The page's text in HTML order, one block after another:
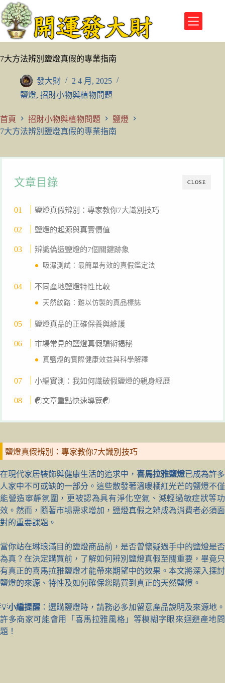
跳
至
主
要
內
7大方法辨別鹽燈真假的專業指南
發大財
2 4 月, 2025
鹽燈, 招財小物與植物問題
首頁 招財小物與植物問題
鹽燈
7大方法辨別鹽燈真假的專業指南
CLOSE
文章目錄
鹽燈真假辨別：專家教你7大識別技巧
鹽燈的起源與真實價值
辨識偽造鹽燈的7個關鍵跡象
吸濕測試：最簡單有效的真假鑑定法
不同產地鹽燈特性比較
天然紋路：難以仿製的真品標誌
鹽燈真品的正確保養與維護
市場常見的鹽燈真假騙術揭秘
真鹽燈的實際健康效益與科學解釋
小編實測：我如何識破假鹽燈的親身經歷
☯文章重點快速導覽☯
鹽燈真假辨別：專家教你7大識別技巧
在現代家居裝飾與健康生活的追求中， 喜馬拉雅鹽燈已成為許多
人家中不可或缺的一部分。這些散發著溫暖橘紅光芒的鹽燈不僅
能營造寧靜氛圍，更被認為具有淨化空氣、減輕過敏症狀等功
效。然而，隨著市場需求增加，鹽燈真假之辨成為消費者必須面
對的重要課題。
當你站在琳琅滿目的鹽燈商品前，是否曾懷疑過手中的鹽燈是否
為真？在決定購買前，了解如何辨別鹽燈真假至關重要，畢竟只
有真正的喜馬拉雅鹽燈才能帶來期望中的效果。本文將深入探討
鹽燈的來源、特性及如何確保您購買到真正的天然鹽燈。
💡小編提醒 ：選購鹽燈時，請務必多加留意產品說明及來源地。
許多商家可能會用「喜馬拉雅風格」等模糊字眼來迴避產地問
題！